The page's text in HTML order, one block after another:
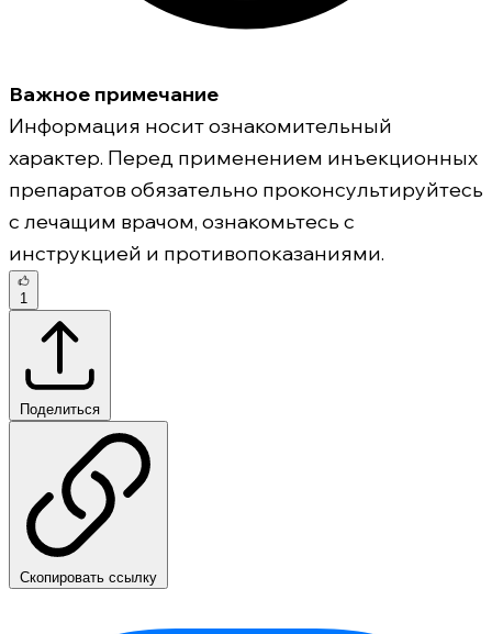
Важное примечание
Информация носит ознакомительный
характер. Перед применением инъекционных
препаратов обязательно проконсультируйтесь
с лечащим врачом, ознакомьтесь с
инструкцией и противопоказаниями.
1
Поделиться
Скопировать ссылку